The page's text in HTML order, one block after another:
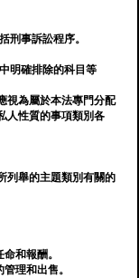
刑事訴訟程序。
明確排除的科目等
視為屬於本法專門分配
人性質的事項類別各
列舉的主題類別有關的
和報酬。
理和出售。